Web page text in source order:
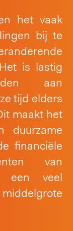
het vaak
bij te
is lastig
aan
tijd elders
maakt het
duurzame
financiële
van
een veel
middelgrote